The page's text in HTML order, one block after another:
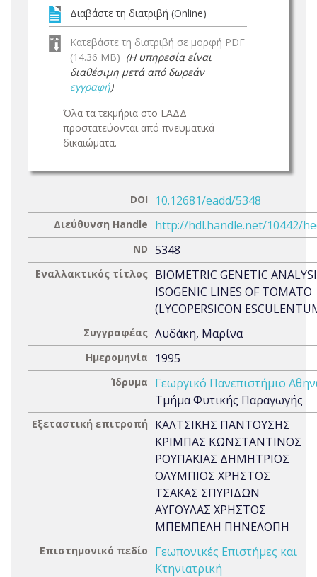
Διαβάστε τη διατριβή (Online)
Κατεβάστε τη διατριβή σε μορφή PDF
(14.36 MB) (Η υπηρεσία είναι
διαθέσιμη μετά από δωρεάν
εγγραφή)
Όλα τα τεκμήρια στο ΕΑΔΔ
προστατεύονται από πνευματικά
δικαιώματα.
DOI 10.12681/eadd/5348
Διεύθυνση Handle http://hdl.handle.net/10442/
ND 5348
Εναλλακτικός τίτλος BIOMETRIC GENETIC
ISOGENIC LINES OF TOMATO
(LYCOPERSICON
Συγγραφέας Λυδάκη, Μαρίνα
Ημερομηνία 1995
Ίδρυμα
Γεωργικό Πανεπιστήμιο
Τμήμα Φυτικής Παραγωγής
Εξεταστική επιτροπή
ΚΑΛΤΣΙΚΗΣ ΠΑΝΤΟΥΣΗΣ
ΚΡΙΜΠΑΣ ΚΩΝΣΤΑΝΤΙΝΟΣ
ΡΟΥΠΑΚΙΑΣ ΔΗΜΗΤΡΙΟΣ
ΟΛΥΜΠΙΟΣ ΧΡΗΣΤΟΣ
ΤΣΑΚΑΣ ΣΠΥΡΙΔΩΝ
ΑΥΓΟΥΛΑΣ ΧΡΗΣΤΟΣ
ΜΠΕΜΠΕΛΗ ΠΗΝΕΛΟΠΗ
Επιστημονικό πεδίο
Γεωπονικές Επιστήμες και
Κτηνιατρική